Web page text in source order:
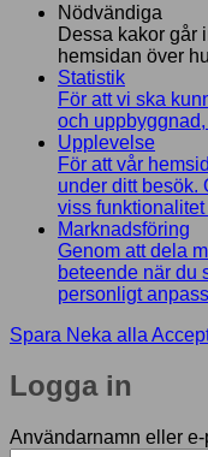
Nödvändiga
Dessa kakor går
hemsidan över
Statistik
För att vi ska
och
Upplevelse
För att vår
under ditt besök.
viss
Marknadsföring
Genom att dela
beteende när du
personligt
Spara Neka alla
Logga in
Användarnamn eller